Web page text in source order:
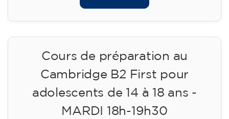
09/09/2026